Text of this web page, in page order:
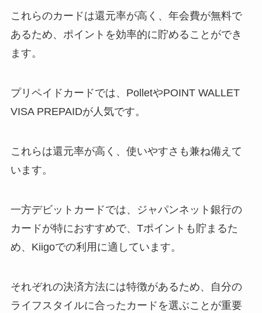
これらのカードは還元率が高く、年会費が無料で
あるため、ポイントを効率的に貯めることができ
ます。
プリペイドカードでは、PolletやPOINT WALLET
VISA PREPAIDが人気です。
これらは還元率が高く、使いやすさも兼ね備えて
います。
一方デビットカードでは、ジャパンネット銀行の
カードが特におすすめで、Tポイントも貯まるた
め、Kiigoでの利用に適しています。
それぞれの決済方法には特徴があるため、自分の
ライフスタイルに合ったカードを選ぶことが重要